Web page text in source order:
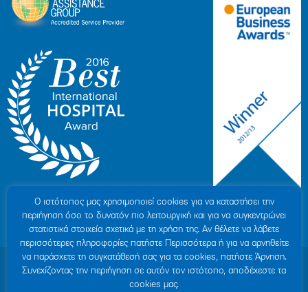
© 2007-2026 ΥΓΕΙΑ Μ.Α.Ε |
ΓΕΜΗ: 000279901000
Όροι Χρήσης
| Πολιτική Προστασίας Προσωπικών Δεδομένων
Δήλωση Απορρήτου
Ο ιστότοπoς μας χρησιμοποιεί cookies για να καταστήσει την
περιήγηση όσο το δυνατόν πιο λειτουργική και για να συγκεντρώνει
στατιστικά στοιχεία σχετικά με τη χρήση της. Αν θέλετε να λάβετε
περισσότερες πληροφορίες πατήστε Περισσότερα ή για να αρνηθείτε
να παράσχετε τη συγκατάθεσή σας για τα cookies, πατήστε Άρνηση.
Συνεχίζοντας την περιήγηση σε αυτόν τον ιστότοπο, αποδέχεστε τα
cookies μας.